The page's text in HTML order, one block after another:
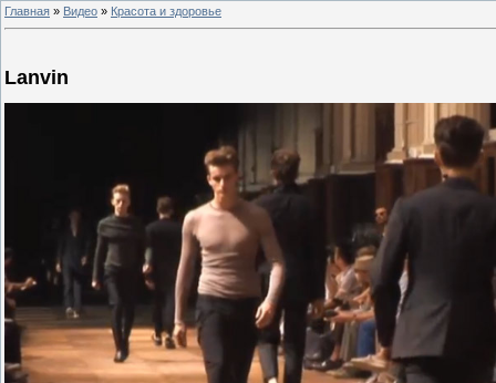
Главная » Видео » Красота и здоровье
Lanvin